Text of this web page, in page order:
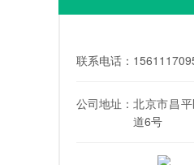
联系电话：
公司地址： 北京市昌
道6号